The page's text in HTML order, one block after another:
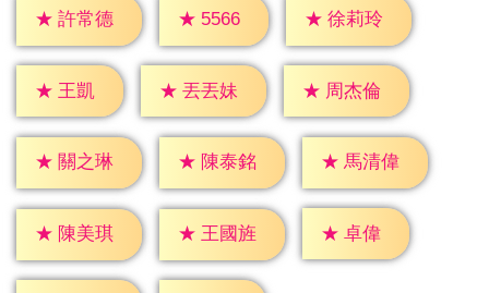
★ 許常德 ★ 5566 ★ 徐莉玲
★ 王凱 ★ 丟丟妹 ★ 周杰倫
★ 關之琳 ★ 陳泰銘 ★ 馬清偉
★ 陳美琪 ★ 王國旌 ★ 卓偉